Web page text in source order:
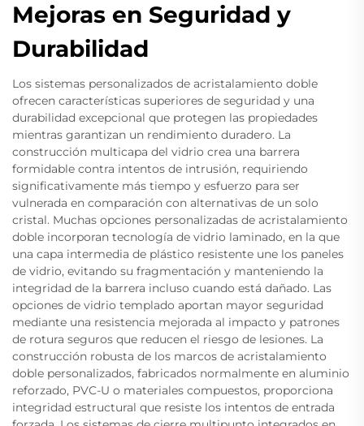
Mejoras en Seguridad y
Durabilidad
Los sistemas personalizados de acristalamiento doble
ofrecen características superiores de seguridad y una
durabilidad excepcional que protegen las propiedades
mientras garantizan un rendimiento duradero. La
construcción multicapa del vidrio crea una barrera
formidable contra intentos de intrusión, requiriendo
significativamente más tiempo y esfuerzo para ser
vulnerada en comparación con alternativas de un solo
cristal. Muchas opciones personalizadas de acristalamiento
doble incorporan tecnología de vidrio laminado, en la que
una capa intermedia de plástico resistente une los paneles
de vidrio, evitando su fragmentación y manteniendo la
integridad de la barrera incluso cuando está dañado. Las
opciones de vidrio templado aportan mayor seguridad
mediante una resistencia mejorada al impacto y patrones
de rotura seguros que reducen el riesgo de lesiones. La
construcción robusta de los marcos de acristalamiento
doble personalizados, fabricados normalmente en aluminio
reforzado, PVC-U o materiales compuestos, proporciona
integridad estructural que resiste los intentos de entrada